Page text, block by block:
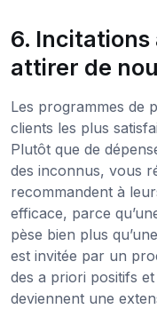
6.
attirer de
Les programmes de
clients les plus
Plutôt que de
des inconnus, vous
recommandent à
efficace, parce
pèse bien plus
est invitée par un
des a priori positifs
deviennent une